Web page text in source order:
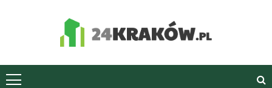
24Kraków.pl